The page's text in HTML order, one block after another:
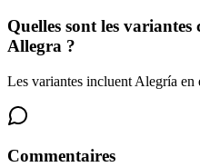
Quelles sont les
Allegra ?
Les variantes incluent Alegría en
Commentaires